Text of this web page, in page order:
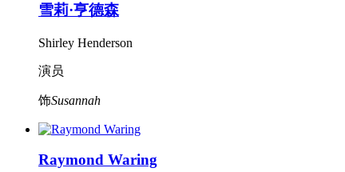
雪莉·亨德森
Shirley Henderson
演员
饰Susannah
Raymond Waring